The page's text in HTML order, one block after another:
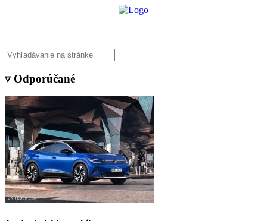
▿ Odporúčané